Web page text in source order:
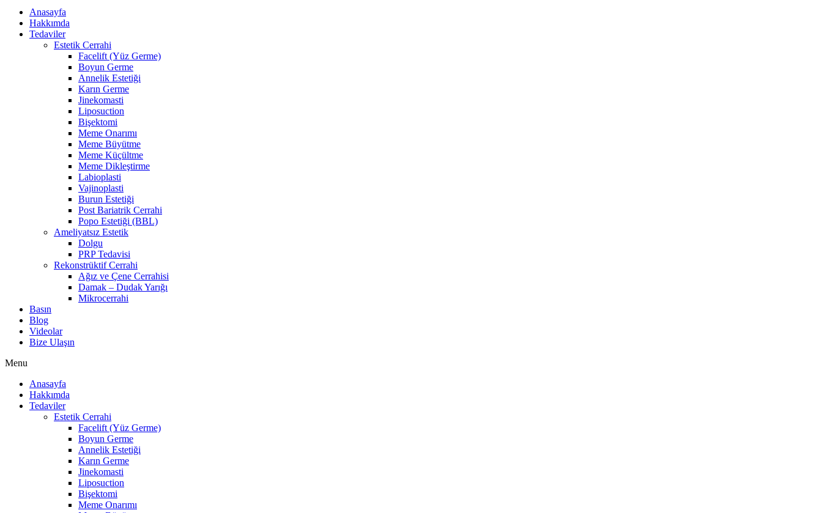
Anasayfa
Hakkımda
Tedaviler
Estetik Cerrahi
Facelift (Yüz Germe)
Boyun Germe
Annelik Estetiği
Karın Germe
Jinekomasti
Liposuction
Bişektomi
Meme Onarımı
Meme Büyütme
Meme Küçültme
Meme Dikleştirme
Labioplasti
Vajinoplasti
Burun Estetiği
Post Bariatrik Cerrahi
Popo Estetiği (BBL)
Ameliyatsız Estetik
Dolgu
PRP Tedavisi
Rekonstrüktif Cerrahi
Ağız ve Çene Cerrahisi
Damak – Dudak Yarığı
Mikrocerrahi
Basın
Blog
Videolar
Bize Ulaşın
Menu
Anasayfa
Hakkımda
Tedaviler
Estetik Cerrahi
Facelift (Yüz Germe)
Boyun Germe
Annelik Estetiği
Karın Germe
Jinekomasti
Liposuction
Bişektomi
Meme Onarımı